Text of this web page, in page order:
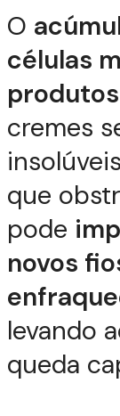
O
células
produtos
cremes
que
pode
novos
levando
queda